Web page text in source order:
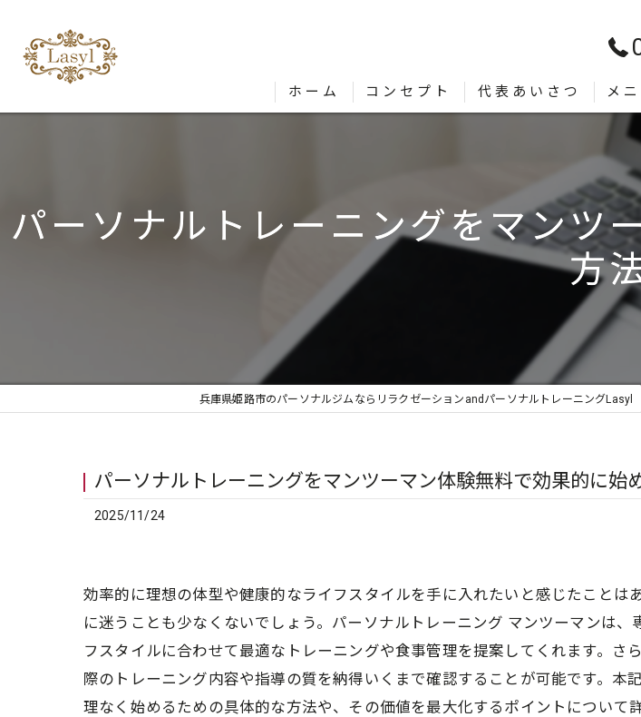
ホーム コンセプト 代表あいさつ メ
パーソナルトレーニングをマンツ
方
兵庫県姫路市のパーソナルジムならリラクゼーションandパーソナルトレーニングLasyl
パーソナルトレーニングをマンツーマン体験無料で効果的に始
2025/11/24
効率的に理想の体型や健康的なライフスタイルを手に入れたいと感じたこと
に迷うことも少なくないでしょう。パーソナルトレーニング マンツーマンは
フスタイルに合わせて最適なトレーニングや食事管理を提案してくれます。
際のトレーニング内容や指導の質を納得いくまで確認することが可能です。
理なく始めるための具体的な方法や、その価値を最大化するポイントについ